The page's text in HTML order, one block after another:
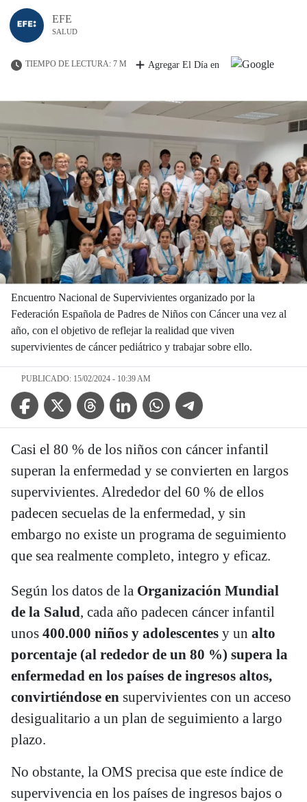
EFE
SALUD
TIEMPO DE LECTURA: 7 M Agregar El Día en
Encuentro Nacional de Supervivientes organizado por la
Federación Española de Padres de Niños con Cáncer una vez al
año, con el objetivo de reflejar la realidad que viven
supervivientes de cáncer pediátrico y trabajar sobre ello.
PUBLICADO: 15/02/2024 - 10:39 AM
Facebook IconTwitter IconThreads IconLinkedin IconWhatsApp IconTelegram Icon
Casi el 80 % de los niños con cáncer infantil
superan la enfermedad y se convierten en largos
supervivientes. Alrededor del 60 % de ellos
padecen secuelas de la enfermedad, y sin
embargo no existe un programa de seguimiento
que sea realmente completo, integro y eficaz.
Según los datos de la Organización Mundial
de la Salud, cada año padecen cáncer infantil
unos 400.000 niños y adolescentes y un alto
porcentaje (al rededor de un 80 %) supera la
enfermedad en los países de ingresos altos,
convirtiéndose en supervivientes con un acceso
desigualitario a un plan de seguimiento a largo
plazo.
No obstante, la OMS precisa que este índice de
supervivencia en los países de ingresos bajos o